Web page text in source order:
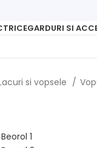
GARDURI SI
si vopsele